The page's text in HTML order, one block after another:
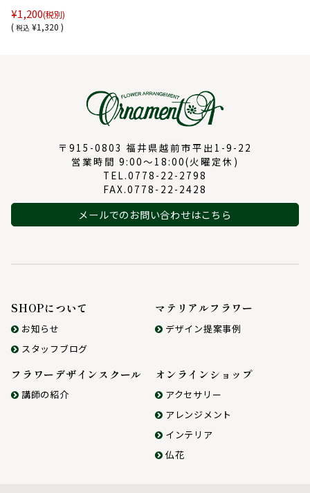
¥1,200(税別)
(税込 ¥1,320 )
〒915-0803 福井県越前市平出1-9-22
営業時間 9:00～18:00(火曜定休)
TEL.0778-22-2798
FAX.0778-22-2428
メールでのお問い合わせはこちら
SHOPについて
お知らせ
スタッフブログ
マテリアルフラワー
デザイン提案事例
フラワーデザインスクール
講師の紹介
オンラインショップ
アクセサリー
アレンジメント
インテリア
仏花